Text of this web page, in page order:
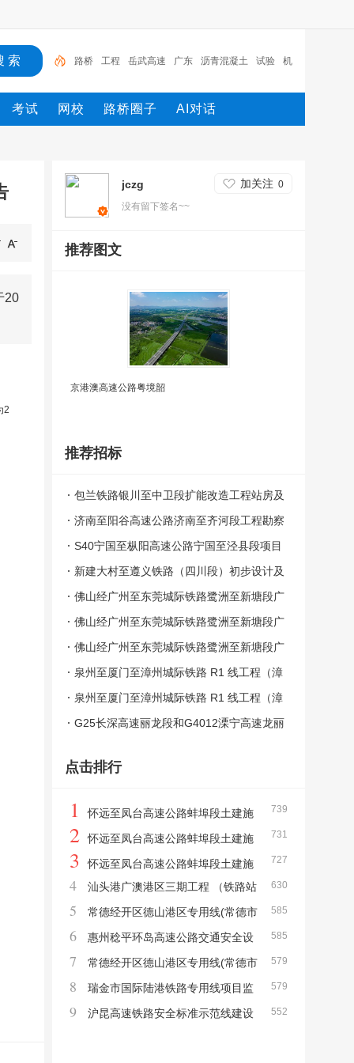
路桥 工程 岳武高速 广东 沥青混凝土 试验 机
械 发电机 施工 设计
考试 网校 路桥圈子 AI对话
20
2
jczg 加关注 0
没有留下签名~~
推荐图文
京港澳高速公路粤境韶
推荐招标
包兰铁路银川至中卫段扩能改造工程站房及
相关工程YZZF－1、YZZF－2标段施工总
价承包招标中标结果公告
济南至阳谷高速公路济南至齐河段工程勘察
设计和勘察监理及双院制咨询中标结果公告
S40宁国至枞阳高速公路宁国至泾县段项目
特许经营者中标结果公示
新建大村至遵义铁路（四川段）初步设计及
施工图设计阶段勘察设计中标结果公示
佛山经广州至东莞城际铁路鹭洲至新塘段广
州段（除先期实施工程外）土建工程施工总
承包项目（FSG-5标）中标结果
佛山经广州至东莞城际铁路鹭洲至新塘段广
州段（除先期实施工程外）土建工程施工总
承包项目（FSG-3标）中标结果
佛山经广州至东莞城际铁路鹭洲至新塘段广
州段（除先期实施工程外）土建工程施工总
承包项目（FSG-2标）中标结果
泉州至厦门至漳州城际铁路 R1 线工程（漳
州段）土建SG3标段中标结果公告
泉州至厦门至漳州城际铁路 R1 线工程（漳
州段）土建 SG2标段中标结果公告
G25长深高速丽龙段和G4012溧宁高速龙丽
结果公告
点击排行
739
1
怀远至凤台高速公路蚌埠段土建施
工项目TJ-01标段中标结果公示
731
2
怀远至凤台高速公路蚌埠段土建施
工项目TJ-02标段中标结果公示
727
3
怀远至凤台高速公路蚌埠段土建施
工项目TJ-04标段中标结果公示
630
4
汕头港广澳港区三期工程 （铁路站
场陆域形成）施工中标结果公告
585
5
常德经开区德山港区专用线(常德市
德山站多式联运物流园铁路专用线)施工监理
中标结果公告
585
6
惠州稔平环岛高速公路交通安全设
施工程JA2标段施工中标结果公示
579
7
常德经开区德山港区专用线(常德市
德山站多式联运物流园铁路专用线)中标结果
公告
579
8
瑞金市国际陆港铁路专用线项目监
理（第二次）中标结果公告
552
9
沪昆高速铁路安全标准示范线建设